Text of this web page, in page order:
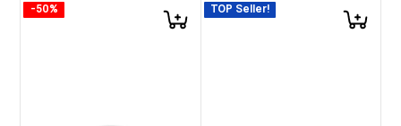
-50% TOP Seller!